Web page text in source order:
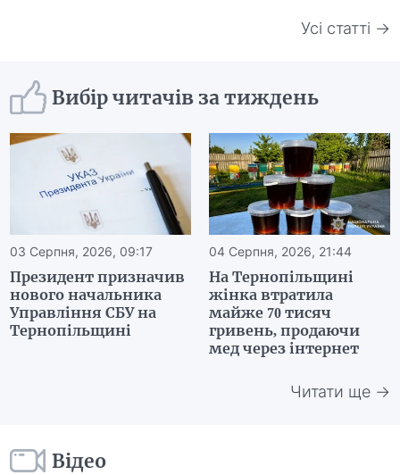
Усі статті →
Вибір читачів за тиждень
03 Серпня, 2026, 09:17
Президент призначив
нового начальника
Управління СБУ на
Тернопільщині
04 Серпня, 2026, 21:44
На Тернопільщині
жінка втратила
майже 70 тисяч
гривень, продаючи
мед через інтернет
Читати ще →
Відео